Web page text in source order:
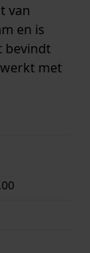
van
en is
bevindt
met